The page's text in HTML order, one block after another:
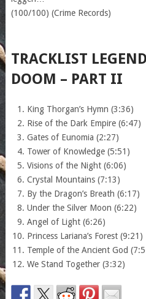
(100/100) (Crime Records)
TRACKLIST
DOOM – PART II
King Thorgan’s Hymn (3:36)
Rise of the Dark Empire (6:47)
Gates of Eunomia (2:27)
Tower of Knowledge (5:51)
Visions of the Night (6:06)
Crystal Mountains (7:13)
By the Dragon’s Breath (6:17)
Under the Silver Moon (6:22)
Angel of Light (6:26)
Princess Lariana’s Forest (9:21)
Temple of the Ancient God
We Stand Together (3:32)